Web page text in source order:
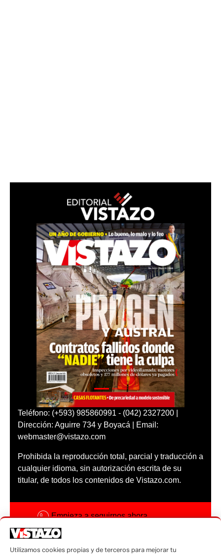
Teléfono: (+593) 985860991 - (042) 2327200 |
Dirección: Aguirre 734 y Boyacá | Email:
webmaster@vistazo.com
Prohibida la reproducción total, parcial y traducción a
cualquier idioma, sin autorización escrita de su
titular, de todos los contenidos de Vistazo.com.
Empieza a seguirnos ahora
Código ética
Utilizamos cookies propias y de terceros para mejorar tu